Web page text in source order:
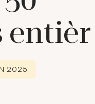
entièr
2025